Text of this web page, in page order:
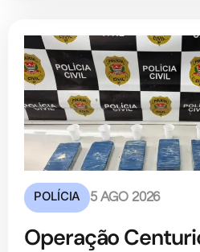
POLÍCIA 5 AGO 2026
Operação